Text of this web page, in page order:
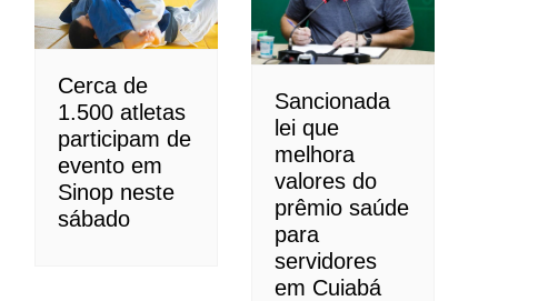
Cerca de
1.500 atletas
participam de
evento em
Sinop neste
sábado
Sancionada
lei que
melhora
valores do
prêmio saúde
para
servidores
em Cuiabá